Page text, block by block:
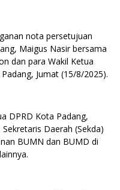
nota persetujuan
Maigus Nasir bersama
dan para Wakil Ketua
Jumat (15/8/2025).
DPRD Kota Padang,
Daerah (Sekda)
BUMN dan BUMD di